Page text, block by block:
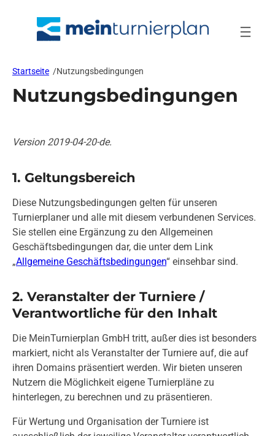
Startseite /Nutzungsbedingungen
Nutzungsbedingungen
Version 2019-04-20-de.
1. Geltungsbereich
Diese Nutzungsbedingungen gelten für unseren
Turnierplaner und alle mit diesem verbundenen Services.
Sie stellen eine Ergänzung zu den Allgemeinen
Geschäftsbedingungen dar, die unter dem Link
„Allgemeine Geschäftsbedingungen“ einsehbar sind.
2. Veranstalter der Turniere /
Verantwortliche für den Inhalt
Die MeinTurnierplan GmbH tritt, außer dies ist besonders
markiert, nicht als Veranstalter der Turniere auf, die auf
ihren Domains präsentiert werden. Wir bieten unseren
Nutzern die Möglichkeit eigene Turnierpläne zu
hinterlegen, zu berechnen und zu präsentieren.
Für Wertung und Organisation der Turniere ist